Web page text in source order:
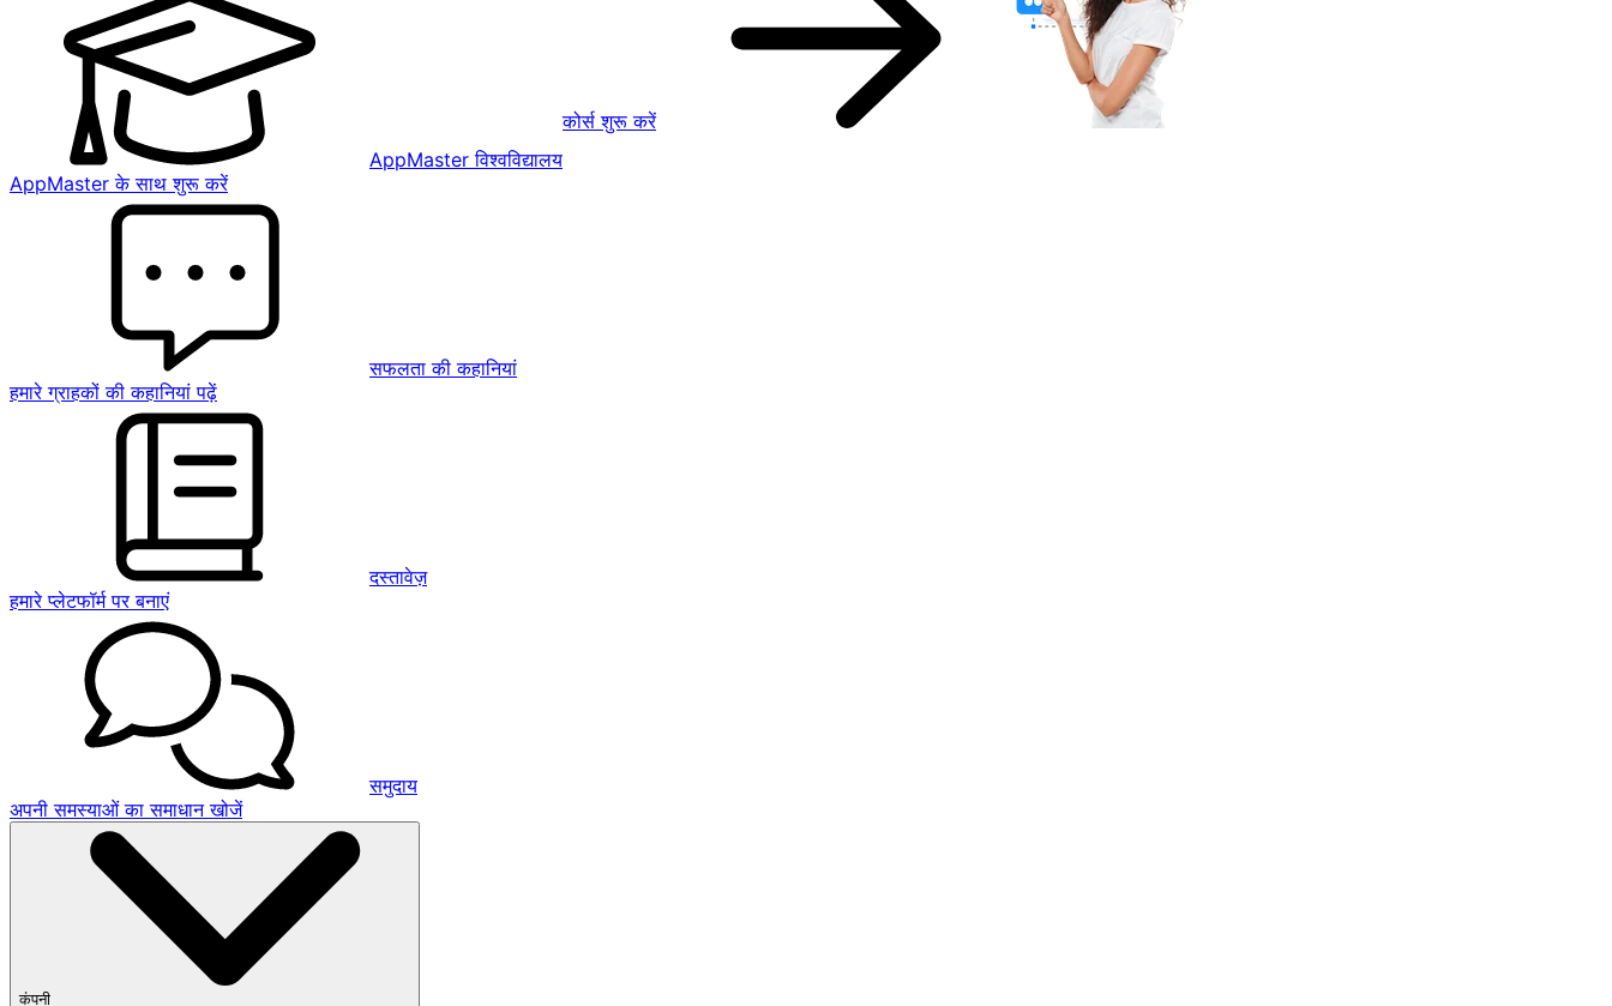
AppMaster विश्वविद्यालय
AppMaster के साथ शुरू करें
सफलता की कहानियां
हमारे ग्राहकों की कहानियां पढ़ें
दस्तावेज़
हमारे प्लेटफॉर्म पर बनाएं
समुदाय
अपनी समस्याओं का समाधान खोजें
कोर्स शुरू करें
कंपनी